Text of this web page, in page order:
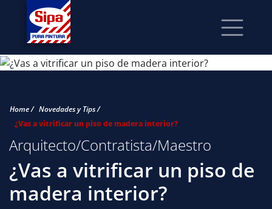
Home / Novedades y Tips /
¿Vas a vitrificar un piso de madera interior?
Arquitecto/Contratista/Maestro
¿Vas a vitrificar un piso de
madera interior?